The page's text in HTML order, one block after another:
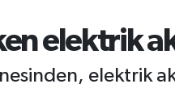
elektrik
elektrik